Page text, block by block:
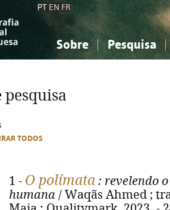
PT EN FR
Sobre Pesquisa
Ciências sociais...
Ciências sociais...
pesquisa
TODOS
1 - O polímata : revelendo
humana / Waqãs Ahmed ;